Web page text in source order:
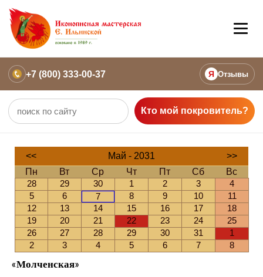
+7 (800) 333-00-37 Я Отзывы
Кто мой покровитель?
<< Май - 2031
>>
Пн
Вт Ср Чт Пт Сб
Вс
28
29 30 1 2 3
4
5
6 7 8 9 10
11
12
13 14 15 16 17
18
19
20 21 22 23 24
25
26
27 28 29 30 31
1
2
3 4 5 6 7 8
«Молченская»